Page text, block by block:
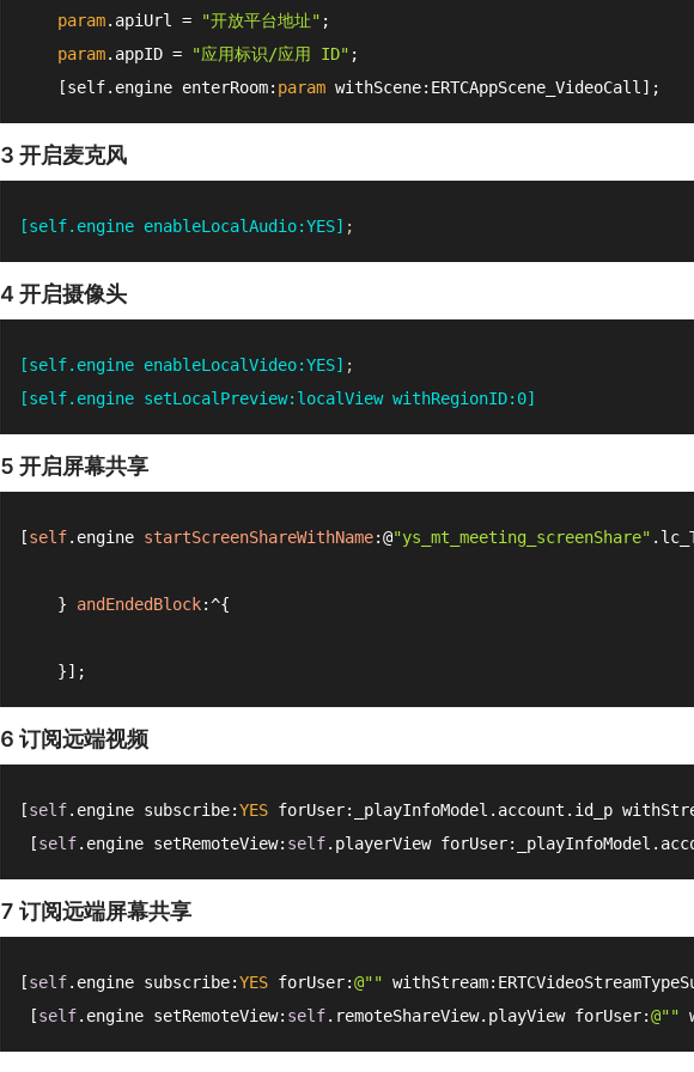
param.apiUrl = "开放平台地址" ;
param.appID = "应用标识/应用 ID" ;
    [self.engine enterRoom:
param withScene:ERTCAppScene_VideoCall];
3 开启麦克风
[self.engine enableLocalAudio:YES] ;
4 开启摄像头
[self.engine enableLocalVideo:YES] ;
[self.engine setLocalPreview:localView withRegionID:0]
5 开启屏幕共享
[self. engine startScreenShareWithName:@"ys_mt_meeting_screenShare" .
    }
andEndedBlock:^{
    }];
6 订阅远端视频
[self.engine subscribe:YES forUser:_playInfoModel.account.id_p
[self.engine setRemoteView: self.playerView
7 订阅远端屏幕共享
[self.engine subscribe:YES forUser:@""
[self.engine setRemoteView: self.remoteShareView.playView forUser:@""